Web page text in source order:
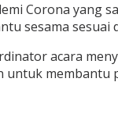
Corona yang
sesama sesuai
acara
untuk membantu